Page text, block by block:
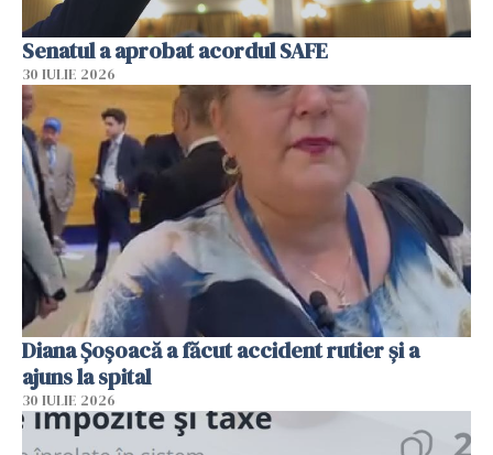
Senatul a aprobat acordul SAFE
30 IULIE 2026
Diana Șoșoacă a făcut accident rutier și a
ajuns la spital
30 IULIE 2026